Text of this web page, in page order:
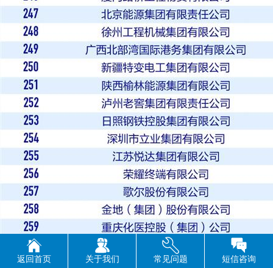
返回首页 关于我们 常见问题 短信咨询